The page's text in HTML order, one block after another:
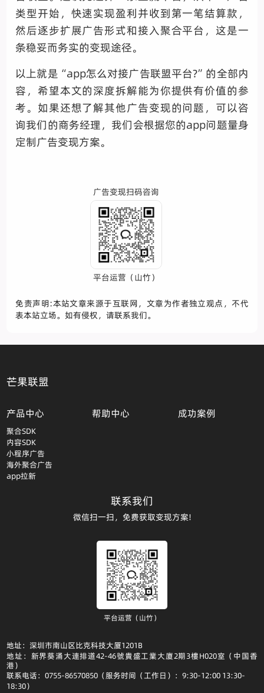
类型开始，快速实现盈利并收到第一笔结算款，
然后逐步扩展广告形式和接入聚合平台，这是一
条稳妥而务实的变现途径。
以上就是“app怎么对接广告联盟平台?”的全部内
容，希望本文的深度拆解能为你提供有价值的参
考。如果还想了解其他广告变现的问题，可以咨
询我们的商务经理，我们会根据您的app问题量身
定制广告变现方案。
广告变现扫码咨询
平台运营（山竹）
免责声明:本站文章来源于互联网，文章为作者独立观点，不代
表本站立场。如有侵权，请联系我们。
芒果联盟
产品中心
聚合SDK
内容SDK
小程序广告
海外聚合广告
app拉新
帮助中心 成功案例
联系我们
微信扫一扫，免费获取变现方案!
平台运营（山竹）
地址：深圳市南山区比克科技大厦1201B
地址：新界葵涌大連排道42-46號貴盛工業大廈2期3樓H020室（中国香
港）
联系电话：0755-86570850（服务时间（工作日）：9:30-12:00 13:30-
18:30）